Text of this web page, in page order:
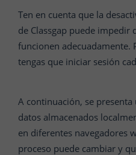
Ten en cuenta que la
de Classgap puede impedir
funcionen adecuadamente.
tengas que iniciar sesión
A continuación, se
datos almacenados
en diferentes navegadores
proceso puede cambiar y